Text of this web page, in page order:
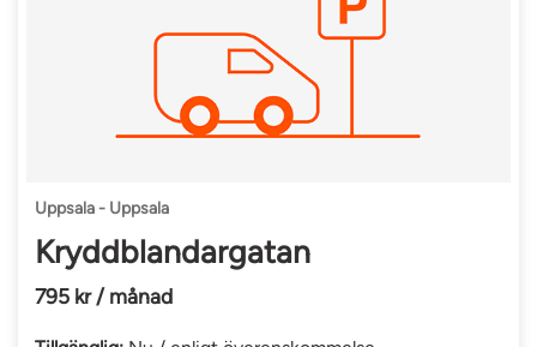
Uppsala - Uppsala
Kryddblandargatan
795 kr / månad